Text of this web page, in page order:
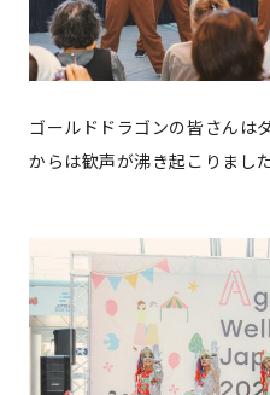
ゴールドドラゴンの皆さんは
からは歓声が沸き起こりました